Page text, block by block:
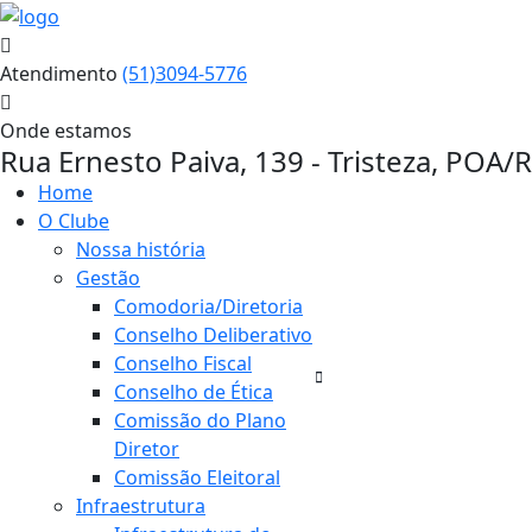
Atendimento (51)3094-5776
Onde estamos
Rua Ernesto Paiva, 139 - Tristeza, POA/
Home
O Clube
Nossa história
Gestão
Comodoria/Diretoria
Conselho Deliberativo
Conselho Fiscal
Conselho de Ética
Comissão do Plano
Diretor
Comissão Eleitoral
Infraestrutura